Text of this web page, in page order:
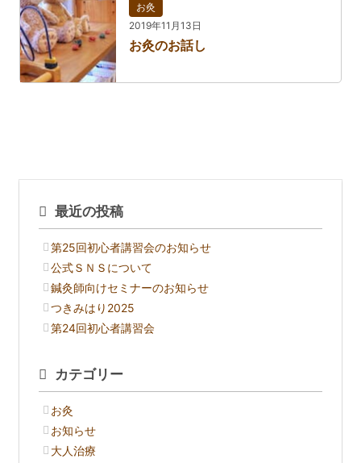
お灸
2019年11月13日
お灸のお話し
最近の投稿
第25回初心者講習会のお知らせ
公式ＳＮＳについて
鍼灸師向けセミナーのお知らせ
つきみはり2025
第24回初心者講習会
カテゴリー
お灸
お知らせ
大人治療